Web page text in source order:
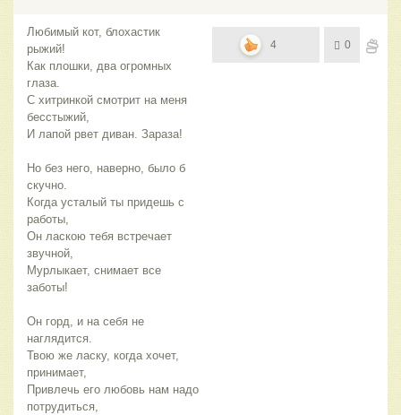
Любимый кот, блохастик
рыжий!
Как плошки, два огромных
глаза.
С хитринкой смотрит на меня
бесстыжий,
И лапой рвет диван. Зараза!
Но без него, наверно, было б
скучно.
Когда усталый ты придешь с
работы,
Он ласкою тебя встречает
звучной,
Мурлыкает, снимает все
заботы!
Он горд, и на себя не
наглядится.
Твою же ласку, когда хочет,
принимает,
Привлечь его любовь нам надо
потрудиться,
4 0